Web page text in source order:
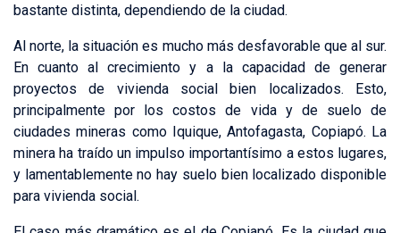
bastante distinta, dependiendo de la ciudad.
Al norte, la situación es mucho más desfavorable que al sur.
En cuanto al crecimiento y a la capacidad de generar
proyectos de vivienda social bien localizados. Esto,
principalmente por los costos de vida y de suelo de
ciudades mineras como Iquique, Antofagasta, Copiapó. La
minera ha traído un impulso importantísimo a estos lugares,
y lamentablemente no hay suelo bien localizado disponible
para vivienda social.